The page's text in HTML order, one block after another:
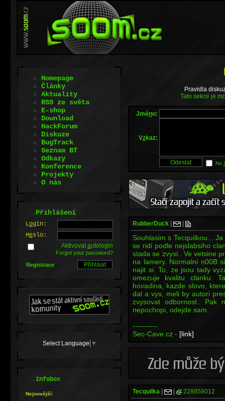
Pravidla
Tato sekce je
Jméno:
Vzkaz:
No
RubberDuck
Souhlasim s Tecquilkou...
se ridi podle nejslabsiho
stada se zvysi.. Ve vetsine
na lamery. Normalni n00B
najit si. To, ze jsou tady
omezuje kvalitu clanku.
hovadina, kazde slovo,
dal a vys, meli by autori
zvysovat odbornost.. Pak
nepochopi, odejde sam.
----------
Sec-Cave.cz - [link]
Tecquilka 228858012
Homepage
Články
Aktuality
RSS ze světa
E-shop
Download
HackForum
Diskuze
BugTrack
Seznam BT
Odkazy
Konference
Projekty
O nás
.Přihlášení
Login:
Heslo:
Aktivovatautologin
Forgot your password?
Registrace
Select Language ▼
.Infobox
Nejnovější: